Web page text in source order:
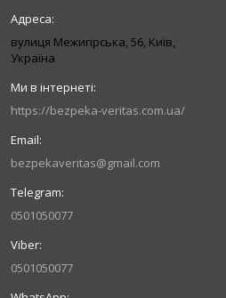
вулиця Межигірська, 56, Київ,
Україна
https://bezpeka-veritas.com.ua/
bezpekaveritas@gmail.com
0501050077
0501050077